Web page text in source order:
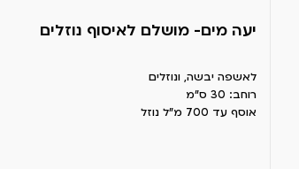
יעה מים- מושלם לאיסוף נוזלים
לאשפה יבשה, ונוזלים
רוחב: 30 ס"מ
אוסף עד 700 מ"ל נוזל